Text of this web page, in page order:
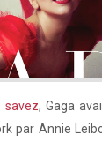
savez, Gaga
par Annie